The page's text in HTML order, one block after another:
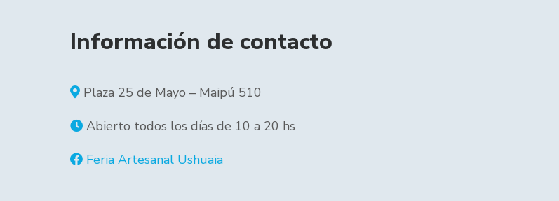
Información de contacto
Plaza 25 de Mayo – Maipú 510
Abierto todos los días de 10 a 20 hs
Feria Artesanal Ushuaia